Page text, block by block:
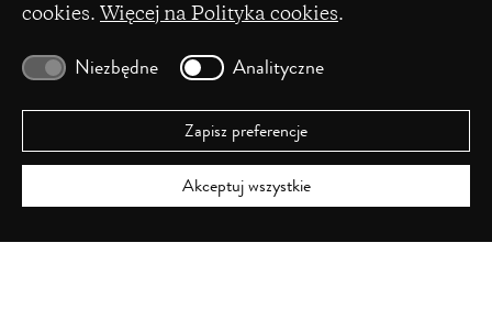
cookies. Więcej na Polityka cookies.
Niezbędne Analityczne
Zapisz preferencje
Akceptuj wszystkie
(opens
a
Ministerstwa Nauki i Szkolnictwa Wyższego na
podstawie umowy Nr 86/WCN/2019/1 z dnia 19
lipca 2019 r. z pomocy przyznanej w ramach
programu „Wsparcie dla czasopism naukowych”.